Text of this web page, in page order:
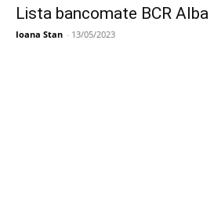
Lista bancomate BCR
Ioana Stan - 13/05/2023